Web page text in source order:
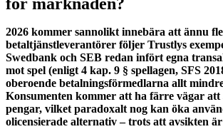
för marknaden?
2026 kommer sannolikt innebära att ännu
betaltjänstleverantörer följer Trustlys
Swedbank och SEB redan infört egna
mot spel (enligt 4 kap. 9 § spellagen, SFS
oberoende betalningsförmedlarna allt
Konsumenten kommer att ha färre vägar att
pengar, vilket paradoxalt nog kan öka
olicensierade alternativ – trots att avsikten